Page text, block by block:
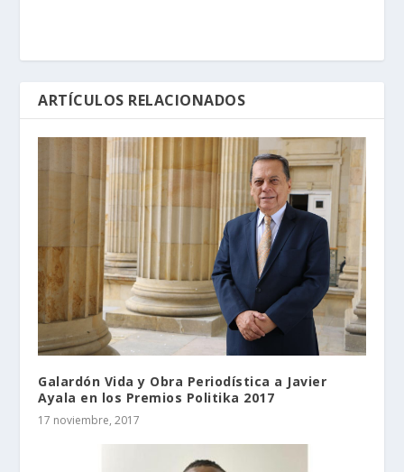
ARTÍCULOS RELACIONADOS
Galardón Vida y Obra Periodística a Javier
Ayala en los Premios Politika 2017
17 noviembre, 2017